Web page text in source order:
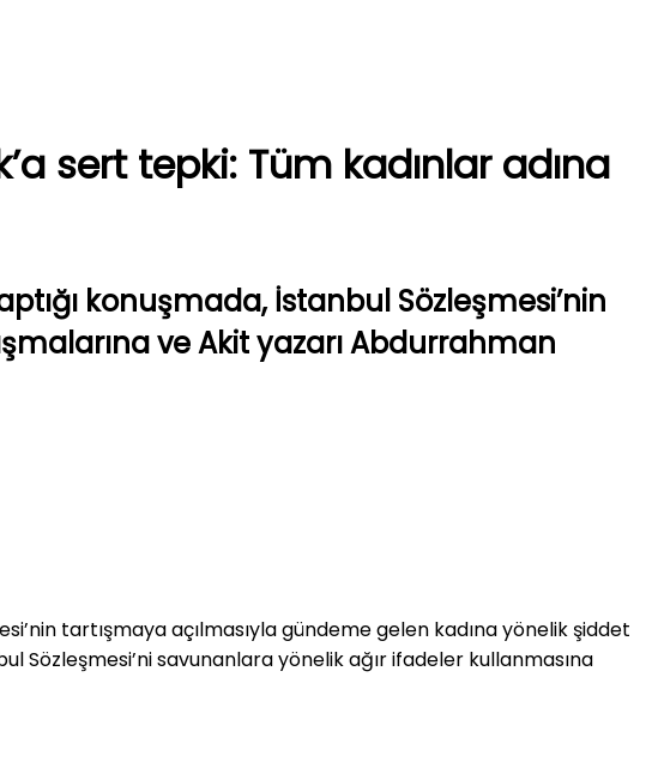
sert tepki: Tüm kadınlar adına
konuşmada, İstanbul Sözleşmesi’nin
ve Akit yazarı Abdurrahman
tartışmaya açılmasıyla gündeme gelen kadına yönelik şiddet
Sözleşmesi’ni savunanlara yönelik ağır ifadeler kullanmasına